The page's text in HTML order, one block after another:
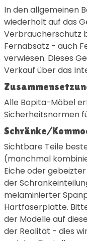
In den allgemeinen
wiederholt auf das
Verbraucherschutz
Fernabsatz - auch
verwiesen. Dieses
Verkauf über das
Alle Bopita-Möbel
Sicherheitsnormen
Schränke/
Sichtbare Teile
(manchmal
Eiche oder
der
melaminierter
Hartfaserplatte.
der Modelle auf
der Realität - dies